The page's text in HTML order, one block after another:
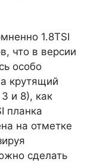
1.8TSI
что в версии
особо
крутящий
и 8), как
планка
на отметке
сделать